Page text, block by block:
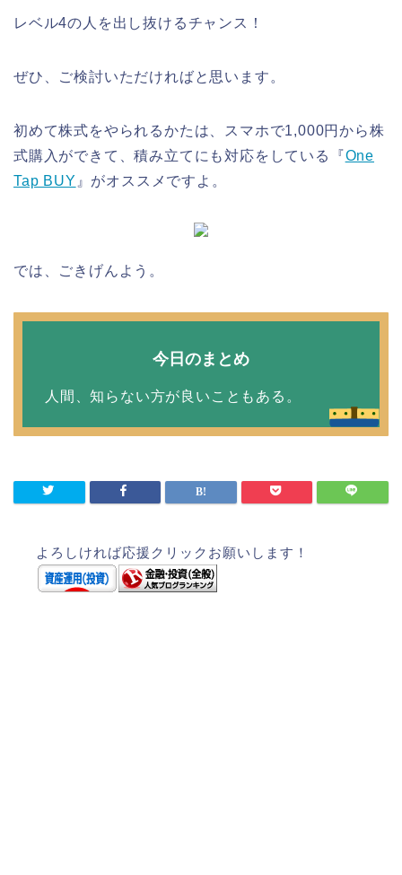
レベル4の人を出し抜けるチャンス！
ぜひ、ご検討いただければと思います。
初めて株式をやられるかたは、スマホで1,000円から株
式購入ができて、積み立てにも対応をしている『One
Tap BUY 』がオススメですよ。
では、ごきげんよう。
今日のまとめ
人間、知らない方が良いこともある。
よろしければ応援クリックお願いします！